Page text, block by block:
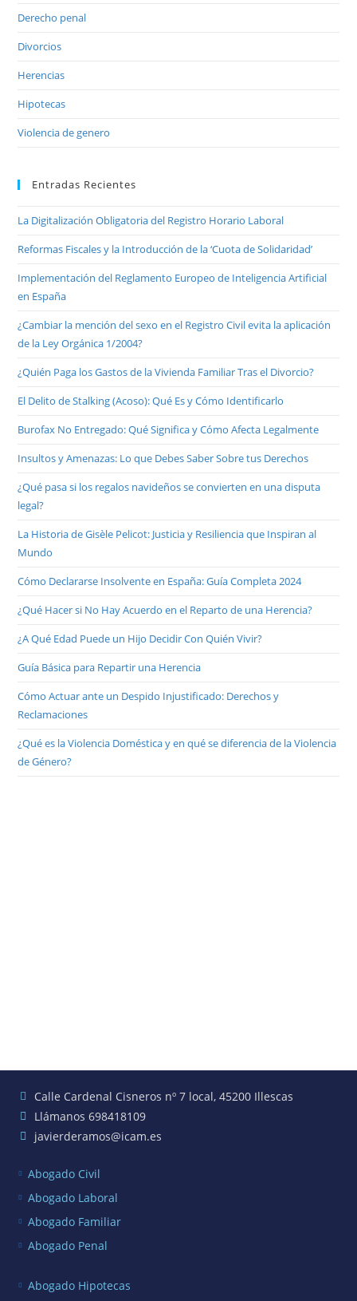
Derecho penal
Divorcios
Herencias
Hipotecas
Violencia de genero
Entradas Recientes
La Digitalización Obligatoria del Registro Horario Laboral
Reformas Fiscales y la Introducción de la ‘Cuota de Solidaridad’
Implementación del Reglamento Europeo de Inteligencia Artificial
en España
¿Cambiar la mención del sexo en el Registro Civil evita la aplicación
de la Ley Orgánica 1/2004?
¿Quién Paga los Gastos de la Vivienda Familiar Tras el Divorcio?
El Delito de Stalking (Acoso): Qué Es y Cómo Identificarlo
Burofax No Entregado: Qué Significa y Cómo Afecta Legalmente
Insultos y Amenazas: Lo que Debes Saber Sobre tus Derechos
¿Qué pasa si los regalos navideños se convierten en una disputa
legal?
La Historia de Gisèle Pelicot: Justicia y Resiliencia que Inspiran al
Mundo
Cómo Declararse Insolvente en España: Guía Completa 2024
¿Qué Hacer si No Hay Acuerdo en el Reparto de una Herencia?
¿A Qué Edad Puede un Hijo Decidir Con Quién Vivir?
Guía Básica para Repartir una Herencia
Cómo Actuar ante un Despido Injustificado: Derechos y
Reclamaciones
¿Qué es la Violencia Doméstica y en qué se diferencia de la Violencia
de Género?
Calle Cardenal Cisneros nº 7 local, 45200 Illescas
Llámanos 698418109
javierderamos@icam.es
Abogado Civil
Abogado Laboral
Abogado Familiar
Abogado Penal
Abogado Hipotecas